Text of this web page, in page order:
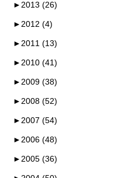
► 2013 (26)
► 2012 (4)
► 2011 (13)
► 2010 (41)
► 2009 (38)
► 2008 (52)
► 2007 (54)
► 2006 (48)
► 2005 (36)